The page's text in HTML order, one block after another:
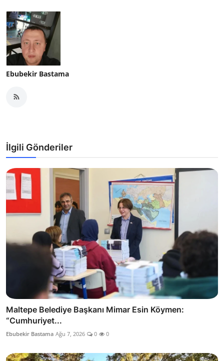
Ebubekir Bastama
İlgili Gönderiler
Maltepe Belediye Başkanı Mimar Esin Köymen:
“Cumhuriyet...
Ebubekir Bastama Ağu 7, 2026 0 0